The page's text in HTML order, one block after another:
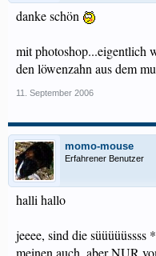
danke schön
mit photoshop...eigentlich
den löwenzahn aus dem
11. September 2006
momo-mouse
Erfahrener Benutzer
halli hallo
jeeee, sind die
meinen auch, aber NUR